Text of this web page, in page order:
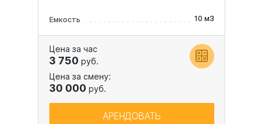
Емкость 10 м3
Цена за час
3 750 руб.
Цена за смену:
30 000 руб.
АРЕНДОВАТЬ